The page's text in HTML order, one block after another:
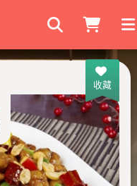
搜尋商家
收藏